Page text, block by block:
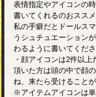
表情指定やアイコンの
書いてくれるのおスス
私の手癖だとドールス
うシュチュエーション
わるように書いてくだ
・顔アイコンは2件以
頂いた方は頭の中で顔
ね、来たら受けること
※アイテムアイコンは単